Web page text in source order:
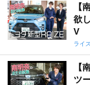
【
欲
V
ライ
【
ツ